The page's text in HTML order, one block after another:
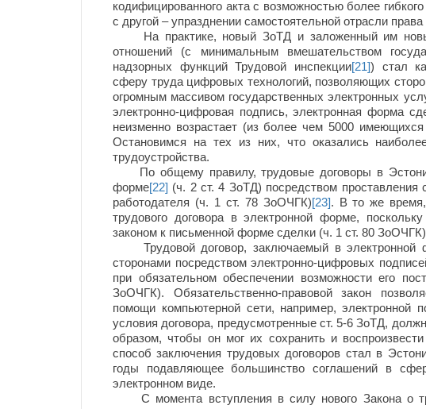
кодифицированного акта с возможностью более
с другой – упразднении самостоятельной отрасли
На практике, новый ЗоТД и заложенный им
отношений (с минимальным вмешательством
надзорных функций Трудовой инспекции[21]) стал
сферу труда цифровых технологий, позволяющих
огромным массивом государственных электронных
электронно-цифровая подпись, электронная форма
неизменно возрастает (из более чем 5000
Остановимся на тех из них, что оказались
трудоустройства.
По общему правилу, трудовые договоры в
форме[22] (ч. 2 ст. 4 ЗоТД) посредством проставления
работодателя (ч. 1 ст. 78 ЗоОЧГК)[23]. В то же время,
трудового договора в электронной форме,
законом к письменной форме сделки (ч. 1 ст. 80
Трудовой договор, заключаемый в электронной
сторонами посредством электронно-цифровых
при обязательном обеспечении возможности его
ЗоОЧГК). Обязательственно-правовой закон
помощи компьютерной сети, например,
условия договора, предусмотренные ст. 5-6 ЗоТД,
образом, чтобы он мог их сохранить и
способ заключения трудовых договоров стал в
годы подавляющее большинство соглашений в
электронном виде.
С момента вступления в силу нового Закона о